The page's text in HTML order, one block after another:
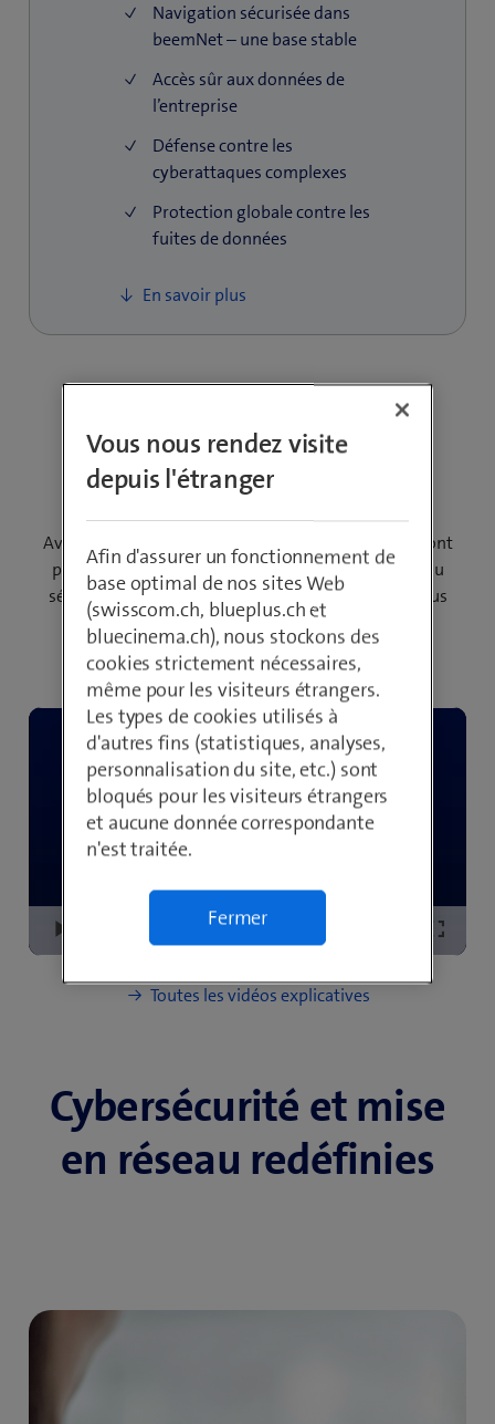
Navigation sécurisée dans
beemNet – une base stable
Accès sûr aux données de
l’entreprise
Défense contre les
cyberattaques complexes
Protection globale contre les
fuites de données
En savoir plus
Connecté = sûr
Avec beem, vos équipes, vos appareils et vos sites sont
protégés contre les cybermenaces au sein du réseau
sécurisé beemNet. Automatiquement et où que vous
soyez – en déplacement, dans l’entreprise ou en
télétravail.
Play Mute
8.79%
Toutes les vidéos explicatives
Cybersécurité et mise
en réseau redéfinies
Vous nous rendez visite
depuis l'étranger
Afin d'assurer un fonctionnement de
base optimal de nos sites Web
(swisscom.ch, blueplus.ch et
bluecinema.ch), nous stockons des
cookies strictement nécessaires,
même pour les visiteurs étrangers.
Les types de cookies utilisés à
d'autres fins (statistiques, analyses,
personnalisation du site, etc.) sont
bloqués pour les visiteurs étrangers
et aucune donnée correspondante
n'est traitée.
Fermer